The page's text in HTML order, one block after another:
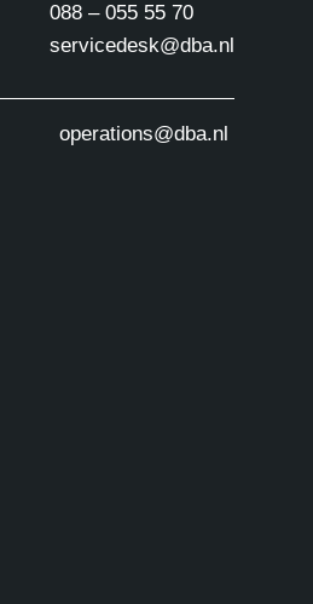
088 – 055 55 70
servicedesk@dba.nl
operations@dba.nl